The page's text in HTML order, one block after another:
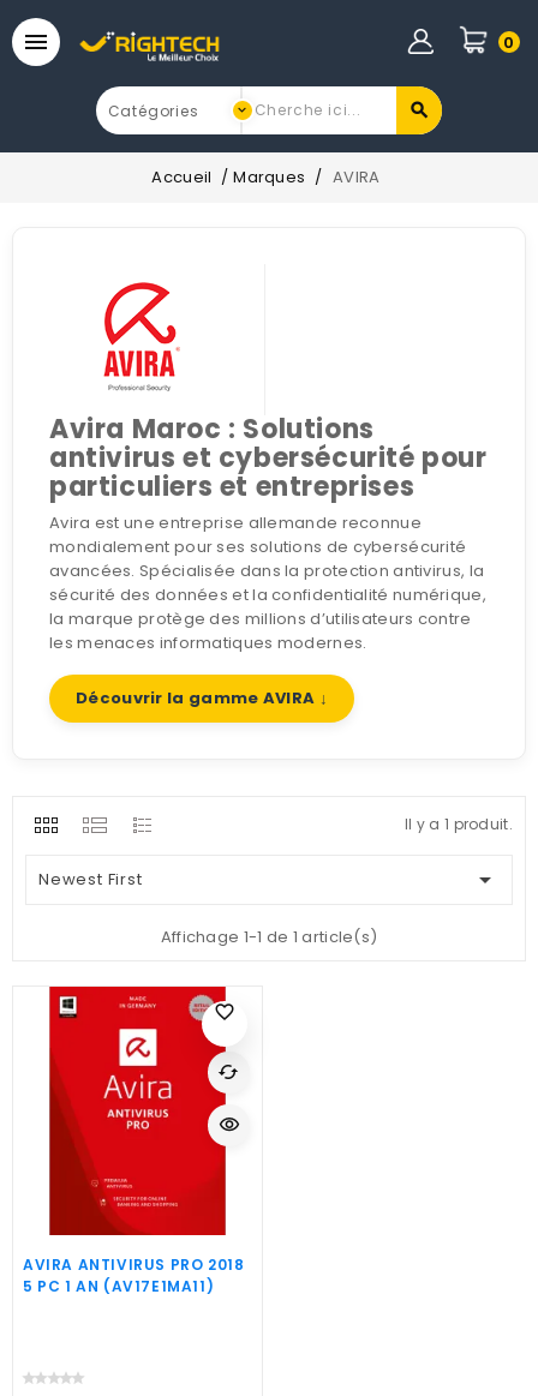
 0
Accueil Marques AVIRA
Avira Maroc : Solutions
antivirus et cybersécurité pour
particuliers et entreprises
Avira est une entreprise allemande reconnue
mondialement pour ses solutions de cybersécurité
avancées. Spécialisée dans la protection antivirus, la
sécurité des données et la confidentialité numérique,
la marque protège des millions d’utilisateurs contre
les menaces informatiques modernes.
Découvrir la gamme AVIRA ↓
Il y a 1 produit.
Newest First 
Affichage 1-1 de 1 article(s)
favorite_border
AVIRA ANTIVIRUS PRO 2018
5 PC 1 AN (AV17E1MA11)
cached
visibility